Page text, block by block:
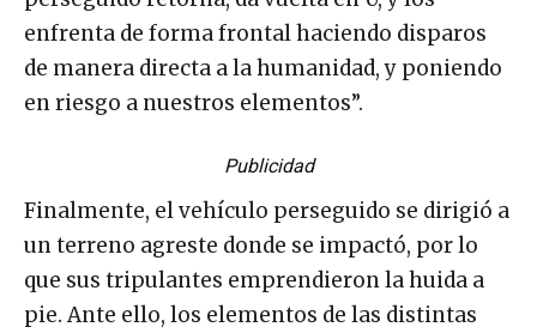
enfrenta de forma frontal haciendo disparos
de manera directa a la humanidad, y poniendo
en riesgo a nuestros elementos”.
Publicidad
Finalmente, el vehículo perseguido se dirigió a
un terreno agreste donde se impactó, por lo
que sus tripulantes emprendieron la huida a
pie. Ante ello, los elementos de las distintas